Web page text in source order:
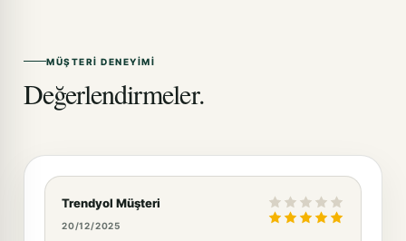
MÜŞTERI DENEYIMI
Değerlendirmeler.
Trendyol Müşteri
20/12/2025